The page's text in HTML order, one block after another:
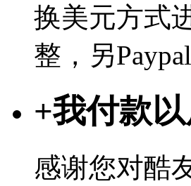
换美元方式
整，另
+我付款
感谢您对酷